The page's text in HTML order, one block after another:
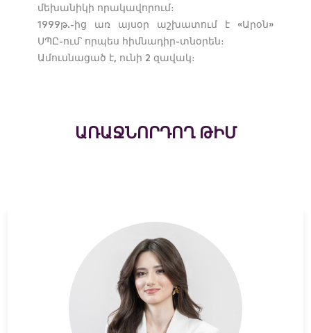
մեխանիկի որակավորում։
1999թ.-ից առ այսօր աշխատում է «Արօն»
ՍՊԸ-ում՝ որպես հիմնադիր-տնօրեն։
Ամուսնացած է, ունի 2 զավակ։
ԱՌԱՋՆՈՐԴՈՂ ԹԻՄ